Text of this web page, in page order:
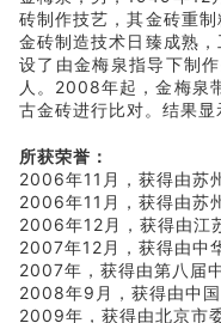
砖制作技艺，其金砖重
金砖制造技术日臻成熟
设了由金梅泉指导下制
人。2008年起，金梅泉
古金砖进行比对。结果
所获荣誉：
2006年11月，获得由苏
2006年11月，获得由苏
2006年12月，获得由江
2007年12月，获得由中
2007年，获得由第八届
2008年9月，获得由中国
2009年，获得由北京市